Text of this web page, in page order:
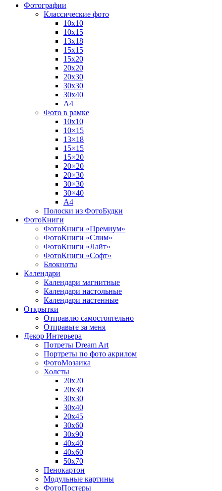
Фотографии
Классические фото
10х10
10х15
13х18
15х15
15х20
20х20
20х30
30х30
30х40
А4
Фото в рамке
10х10
10×15
13×18
15×15
15×20
20×20
20×30
30×30
30×40
A4
Полоски из ФотоБудки
ФотоКниги
ФотоКниги «Премиум»
ФотоКниги «Слим»
ФотоКниги «Лайт»
ФотоКниги «Софт»
Блокноты
Календари
Календари магнитные
Календари настольные
Календари настенные
Открытки
Отправлю самостоятельно
Отправьте за меня
Декор Интерьера
Потреты Dream Art
Портреты по фото акрилом
ФотоМозаика
Холсты
20х20
20х30
30х30
30х40
20х45
30х60
30х90
40х40
40х60
50х70
Пенокартон
Модульные картины
ФотоПостеры